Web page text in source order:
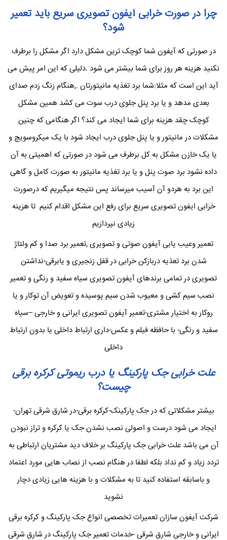
چرا در صورت خرابی آیفون تصویری سریع باید تعمیر
شود؟
در صورتی که آیفون شما کوچک ترین مشکل دارد اگر مشکل را برطرف
نکنید هزینه هر روز برای شما بیشتر می شود .دلیلی که این امر پیش می
آید این است که مثلا:شما برد تغذیه مانیتورتان .,هنگام زنگ زدم صدای
بعدی مدهد و یا برد پنل جلوی درب سوت می کشد همین مشکل
کوچک چقد هزینه برای شما ایجاد می کند؟ اگر هنگامی که چنین
مشکلات در مانیتور و یا پنل جلوی درب ایجاد شود با یک میکروسویچ و
یا یک خازن مشکل به کل برطرف می شود در صورتی که اهمیتی به آن
داده نشود برد صوت پنل و یا برد تغذیه مانیتور به صورت کامل و گاهی
این برد به هردو آن آسیب میرساند پس نتیجه میگیریم که درصورت
خرابی ایفون تصویری سریع برای رفع این مشکل اقدام کنیم تا هزینه
زیادی نپردازیم
تعمیر وعیب یابی آیفون صوتی و تصویری ,تعمیر برد صدا و کم ولتاژ
شدن برد تعذیه دربازکن خرابی در قفل زنجیری و یابرقی-نداشتن
تصویری در تمامی برندهای آیفون تصویری سیاه سفید و رنگی و تعمیر
نصب سیم کشی و معیوب شدن سیم پوسیده و تعویض آن توکار و یا
روکار به اختیار مشتری-تعمیر آیفون تصویری ایرانی و خارجی –سیاه
سفید و رنگی- با حافظه فیلم و عکس-داری ارتباط داخلی یا بدون ارتباط
داخلی
علت خرابی جک پارکینگ یا درب ریموتی کرکره برقی
چیست؟
بیشتر مشکلاتی که در جک پارکینک-کرکره برقی-در شارق شرقی تهران-
ایجاد می شود درست و اصولی نصب نشدن جک یا کرکره و تراز نبودن
آن می باشد علت خرابی جک پارکینگ بر خلاف دید مشتریان ارتباطی به
تردد زیاد و کم نداد بلکه لطفا در هنگام نصب از نصاب هایی مورد اعتماد
و باسابقه استفاده کنید تا به مشکلات و با هزینه هایی زیادی دچار
نشوید
شرکت آیفون سازان تعمیرات تخصصی انواع جک پارکینگ و کرکره برقی
ایرانی و خارجی شارق شرقی -خدمات تعمیر جک پارکینگ در شارق شرقی